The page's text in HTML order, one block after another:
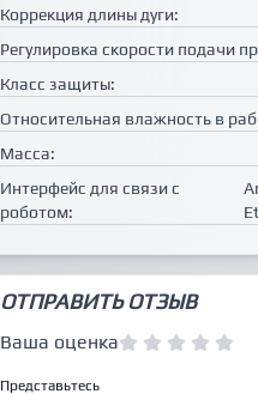
Коррекция длины дуги:
Регулировка скорости подачи
Класс защиты:
Относительная влажность в
Масса:
Интерфейс для связи с
роботом:
ОТПРАВИТЬ ОТЗЫВ
Ваша оценка
Представьтесь